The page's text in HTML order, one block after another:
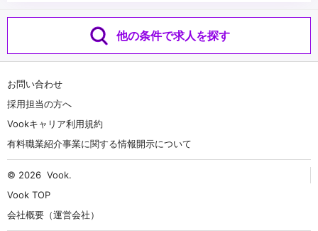
他の条件で求人を探す
お問い合わせ
採用担当の方へ
Vookキャリア利用規約
有料職業紹介事業に関する情報開示について
© 2026 Vook.
Vook TOP
会社概要（運営会社）